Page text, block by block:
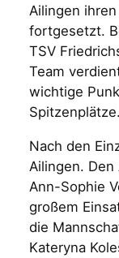
Ailingen
fortgesetzt.
TSV
Team
wichtige
Spitzenplätze.
Nach den
Ailingen.
Ann-Sophie
großem
die
Kateryna